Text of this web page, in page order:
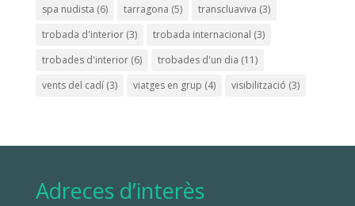
spa nudista (6) tarragona (5) transcluaviva (3)
trobada d'interior(3) trobada internacional (3)
trobades d'interior(6) trobades d'un dia (11)
vents del cadí(3) viatges en grup (4) visibilització (3)
Adreces d’interès